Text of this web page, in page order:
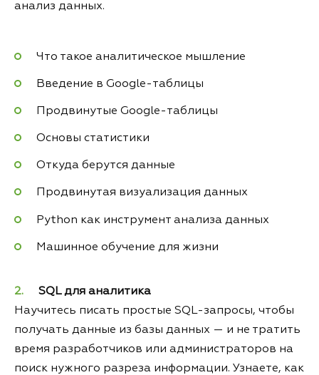
анализ данных.
Что такое аналитическое мышление
Введение в Google-таблицы
Продвинутые Google-таблицы
Основы статистики
Откуда берутся данные
Продвинутая визуализация данных
Python как инструмент анализа данных
Машинное обучение для жизни
SQL для аналитика
Научитесь писать простые SQL-запросы, чтобы
получать данные из базы данных — и не тратить
время разработчиков или администраторов на
поиск нужного разреза информации. Узнаете, как